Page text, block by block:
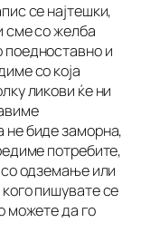
се најтешки,
сме со желба
поедноставно и
со која
ликови ќе ни
не биде заморна,
потребите,
одземање или
пишувате се
можете да го